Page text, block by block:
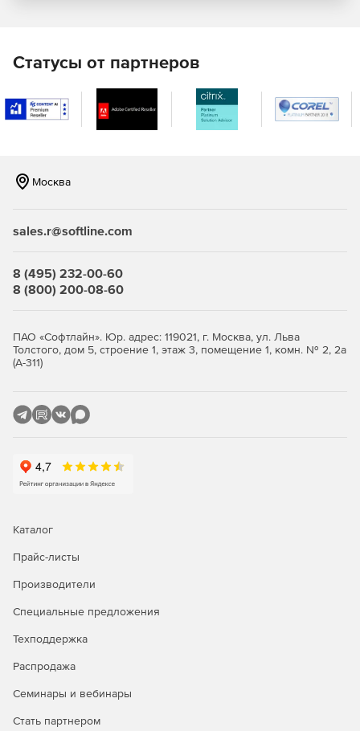
и изданные под управлением Центрального бюро
нормативов по труду. Информация для нормирования по
времени берется из актуального документа
«Общеотраслевые машиностроительные нормативы
времени и режимов резания». ЧII, Москва, издательство
Расцеховка и сквозной техпроцесc
одновременно.Разузлование конструкторских
Генерация сводных ведомостей
Ведомость материалов.
Ведомость оборудования.
Статусы от партнеров
Москва
sales.r@softline.com
8 (495) 232-00-60
8 (800) 200-08-60
ПАО «Софтлайн». Юр. адрес: 119021, г. Москва, ул. Льва
Толстого, дом 5, строение 1, этаж 3, помещение 1, комн. № 2, 2а
(А-311)
Каталог
Прайс-листы
Производители
Специальные предложения
Техподдержка
Распродажа
Семинары и вебинары
Стать партнером